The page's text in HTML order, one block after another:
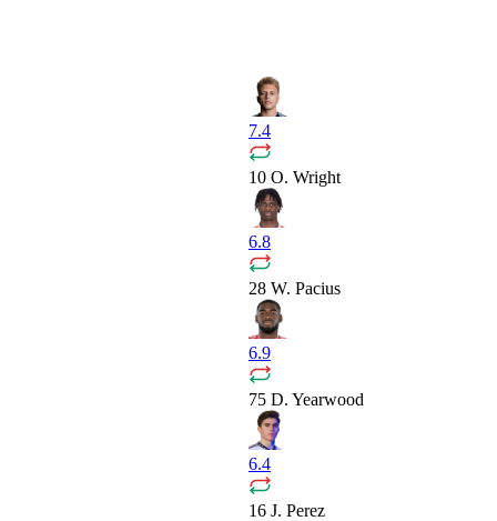
7.4
10 O. Wright
6.8
28 W. Pacius
6.9
75 D. Yearwood
6.4
16 J. Perez